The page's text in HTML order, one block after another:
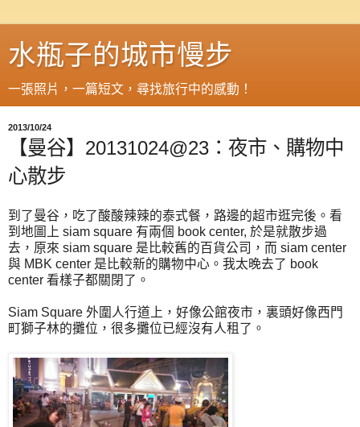
水瓶子的城市慢步
一張照片，一篇短文，尋找旅行中的感動！
2013/10/24
【曼谷】20131024@23：夜市、購物中
心散步
到了曼谷，吃了酸酸辣辣的泰式餐，路邊的超市逛完後。看
到地圖上 siam square 有兩個 book center, 於是就散步過
去，原來 siam square 是比較舊的百貨公司，而 siam center
與 MBK center 是比較新的購物中心。我太晚去了 book
center 看樣子都關閉了。
Siam Square 外圍人行道上，好像公館夜市，裏頭好像西門
町獅子林的攤位，很多攤位已經沒有人租了。